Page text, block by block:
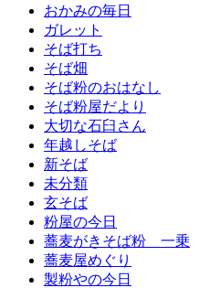
おかみの毎日
ガレット
そば打ち
そば畑
そば粉のおはなし
そば粉屋だより
大切な石臼さん
年越しそば
新そば
未分類
玄そば
粉屋の今日
蕎麦がきそば粉 一乗
蕎麦屋めぐり
製粉やの今日